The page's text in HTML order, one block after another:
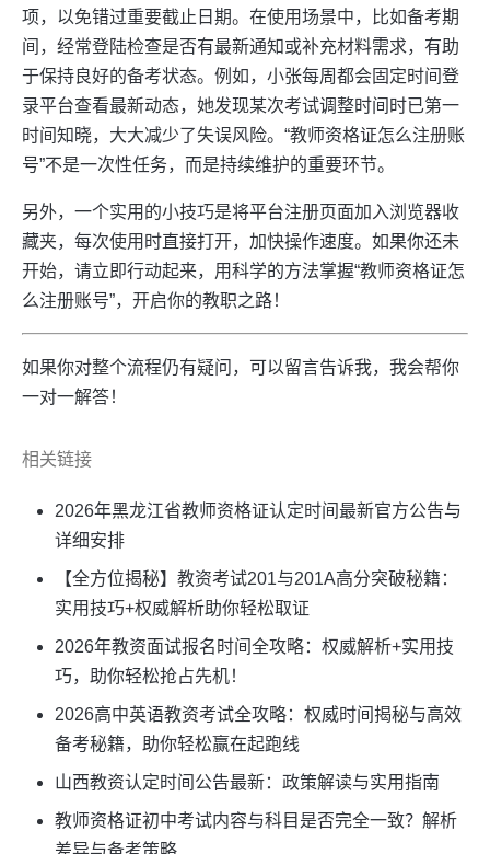
项，以免错过重要截止日期。在使用场景中，比如备考期
间，经常登陆检查是否有最新通知或补充材料需求，有助
于保持良好的备考状态。例如，小张每周都会固定时间登
录平台查看最新动态，她发现某次考试调整时间时已第一
时间知晓，大大减少了失误风险。“教师资格证怎么注册账
号”不是一次性任务，而是持续维护的重要环节。
另外，一个实用的小技巧是将平台注册页面加入浏览器收
藏夹，每次使用时直接打开，加快操作速度。如果你还未
开始，请立即行动起来，用科学的方法掌握“教师资格证怎
么注册账号”，开启你的教职之路！
如果你对整个流程仍有疑问，可以留言告诉我，我会帮你
一对一解答！
相关链接
2026年黑龙江省教师资格证认定时间最新官方公告与
详细安排
【全方位揭秘】教资考试201与201A高分突破秘籍：
实用技巧+权威解析助你轻松取证
2026年教资面试报名时间全攻略：权威解析+实用技
巧，助你轻松抢占先机！
2026高中英语教资考试全攻略：权威时间揭秘与高效
备考秘籍，助你轻松赢在起跑线
山西教资认定时间公告最新：政策解读与实用指南
教师资格证初中考试内容与科目是否完全一致？解析